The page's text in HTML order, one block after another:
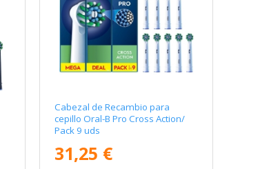
Cabezal de Recambio para
cepillo Oral-B Pro Cross Action/
Pack 9 uds
31,25 €